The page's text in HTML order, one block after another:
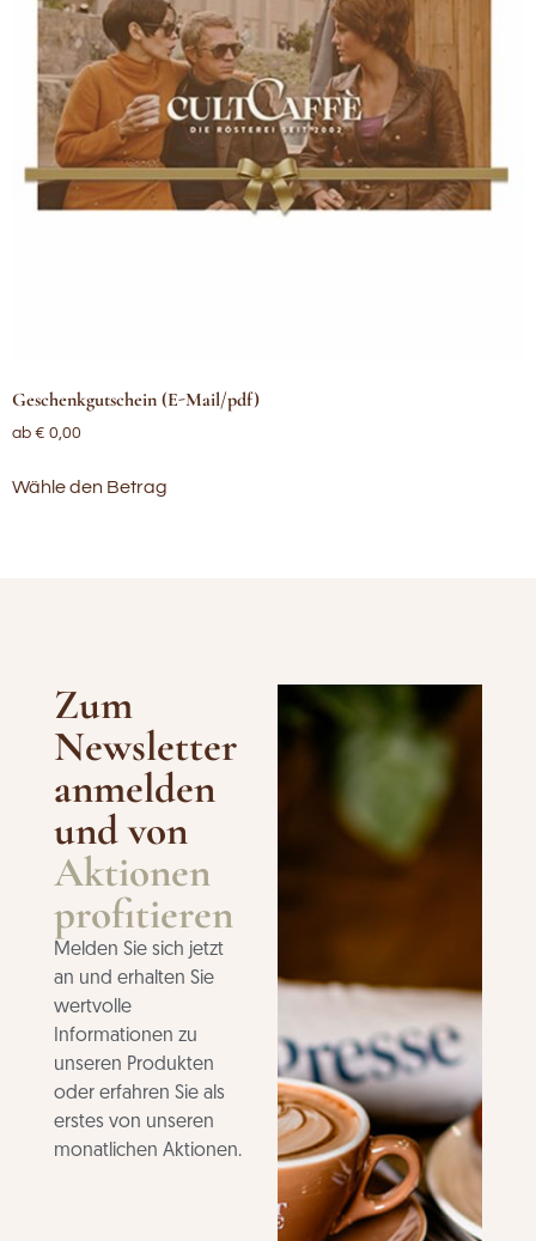
Geschenkgutschein (E-Mail/pdf)
ab € 0,00
Wähle den Betrag
Zum
Newsletter
anmelden
und von
Aktionen
profitieren
Melden Sie sich jetzt
an und erhalten Sie
wertvolle
Informationen zu
unseren Produkten
oder erfahren Sie als
erstes von unseren
monatlichen Aktionen.